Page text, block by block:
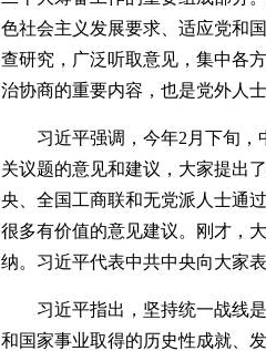
色社会主义发展要求、适应党和
查研究，广泛听取意见，集中各
治协商的重要内容，也是党外人
习近平强调，今年2月下旬
关议题的意见和建议，大家提出
央、全国工商联和无党派人士通
很多有价值的意见建议。刚才，
纳。习近平代表中共中央向大家表
习近平指出，坚持统一战线
和国家事业取得的历史性成就、